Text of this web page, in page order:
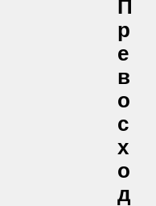
П
Р
Е
В
О
С
Х
О
Д